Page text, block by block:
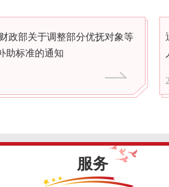
政部关于调整部分优抚对象等
助标准的通知
服务